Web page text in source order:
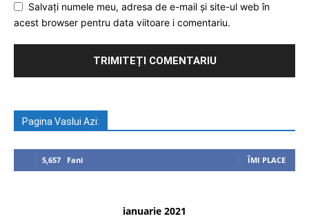
Salvați numele meu, adresa de e-mail și site-ul web în
acest browser pentru data viitoare i comentariu.
Pagina Vaslui Azi:
5,657 Fani ÎMI PLACE
ianuarie 2021